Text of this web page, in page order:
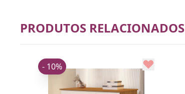
PRODUTOS RELACIONADOS
- 10%